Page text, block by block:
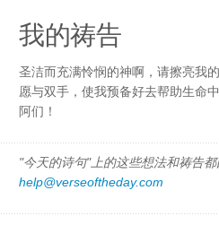
我的祷告
圣洁而充满怜悯的神啊，请擦亮我
愿与双手，使我预备好去帮助生命
阿们！
"今天的诗句"上的这些想法和祷告
help@verseoftheday.com